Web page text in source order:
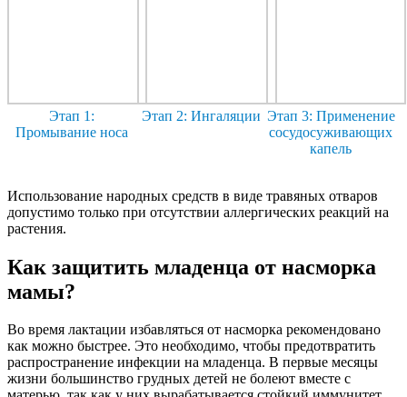
Этап 1:
Промывание носа
Этап 2: Ингаляции Этап 3: Применение
сосудосуживающих
капель
Использование народных средств в виде травяных отваров
допустимо только при отсутствии аллергических реакций на
растения.
Как защитить младенца от насморка
мамы?
Во время лактации избавляться от насморка рекомендовано
как можно быстрее. Это необходимо, чтобы предотвратить
распространение инфекции на младенца. В первые месяцы
жизни большинство грудных детей не болеют вместе с